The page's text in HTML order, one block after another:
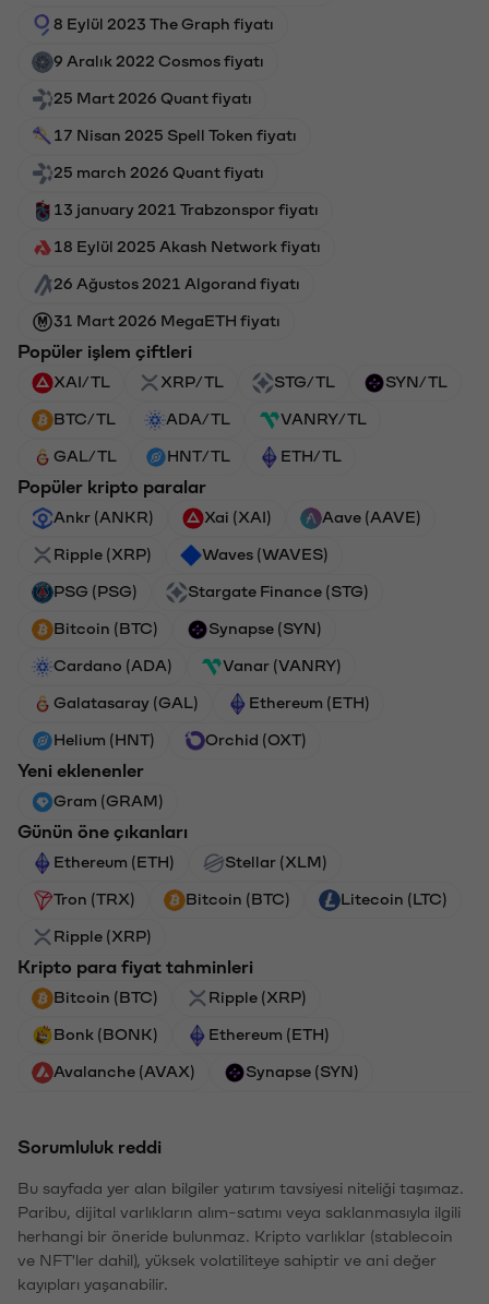
8 Eylül 2023 The Graph fiyatı
9 Aralık 2022 Cosmos fiyatı
25 Mart 2026 Quant fiyatı
17 Nisan 2025 Spell Token fiyatı
25 march 2026 Quant fiyatı
13 january 2021 Trabzonspor fiyatı
18 Eylül 2025 Akash Network fiyatı
26 Ağustos 2021 Algorand fiyatı
31 Mart 2026 MegaETH fiyatı
Popüler işlem çiftleri
XAI/TL XRP/TL STG/TL SYN/TL
BTC/TL ADA/TL VANRY/TL
GAL/TL HNT/TL ETH/TL
Popüler kripto paralar
Ankr (ANKR) Xai (XAI) Aave (AAVE)
Ripple (XRP) Waves (WAVES)
PSG (PSG) Stargate Finance (STG)
Bitcoin (BTC) Synapse (SYN)
Cardano (ADA) Vanar (VANRY)
Galatasaray (GAL) Ethereum (ETH)
Helium (HNT) Orchid (OXT)
Yeni eklenenler
Gram (GRAM)
Günün öne çıkanları
Ethereum (ETH) Stellar (XLM)
Tron (TRX) Bitcoin (BTC) Litecoin (LTC)
Ripple (XRP)
Kripto para fiyat tahminleri
Bitcoin (BTC) Ripple (XRP)
Bonk (BONK) Ethereum (ETH)
Avalanche (AVAX) Synapse (SYN)
Sorumluluk reddi
Bu sayfada yer alan bilgiler yatırım tavsiyesi niteliği taşımaz.
Paribu, dijital varlıkların alım-satımı veya saklanmasıyla ilgili
herhangi bir öneride bulunmaz. Kripto varlıklar (stablecoin
ve NFT'ler dahil), yüksek volatiliteye sahiptir ve ani değer
kayıpları yaşanabilir.